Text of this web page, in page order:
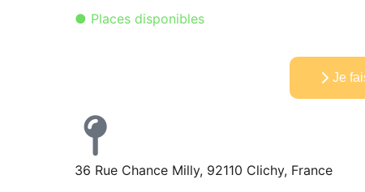
● Places disponibles
Je
36 Rue Chance Milly, 92110 Clichy, France